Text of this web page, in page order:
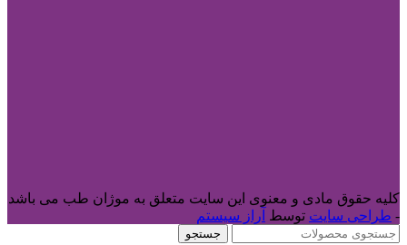
کلیه حقوق مادی و معنوی این سایت متعلق به موژان طب می باشد
- طراحی سایت توسط آراز سیستم
جستجو